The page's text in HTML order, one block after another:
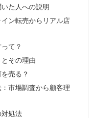
た人への説明
ン転売からリアル店
て？
その理由
売る？
市場調査から顧客理
対処法